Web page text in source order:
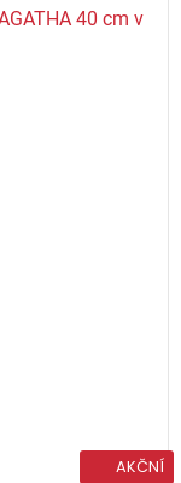
AKČNÍ